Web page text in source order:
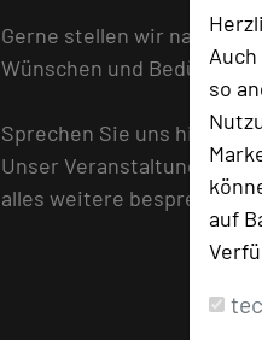
so
auf
Gerne stellen wir nach
Wünschen und
Sprechen Sie uns hierfür
Unser
alles weitere besprechen